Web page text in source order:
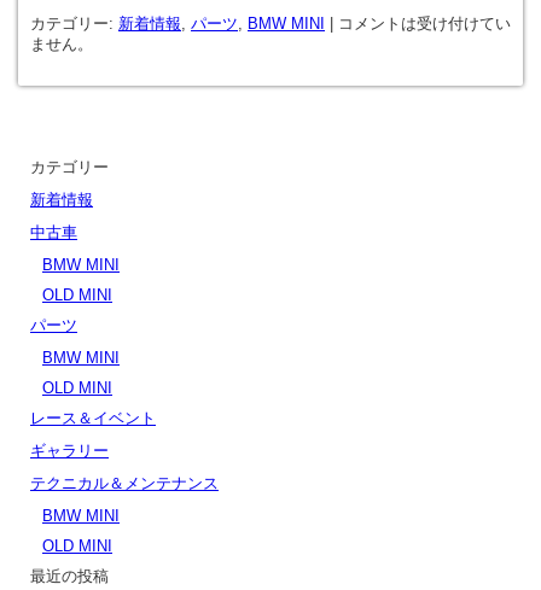
カテゴリー: 新着情報, パーツ, BMW MINI
コメントは受け付けてい
ません。
カテゴリー
新着情報
中古車
BMW MINI
OLD MINI
パーツ
BMW MINI
OLD MINI
レース＆イベント
ギャラリー
テクニカル＆メンテナンス
BMW MINI
OLD MINI
最近の投稿